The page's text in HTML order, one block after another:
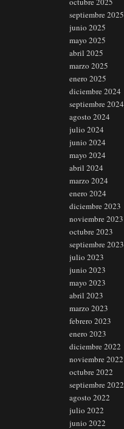
septiembre 2025
junio 2025
mayo 2025
abril 2025
marzo 2025
enero 2025
diciembre 2024
septiembre 2024
agosto 2024
julio 2024
junio 2024
mayo 2024
abril 2024
marzo 2024
enero 2024
diciembre 2023
noviembre 2023
octubre 2023
septiembre 2023
julio 2023
junio 2023
mayo 2023
abril 2023
marzo 2023
febrero 2023
enero 2023
diciembre 2022
noviembre 2022
octubre 2022
septiembre 2022
agosto 2022
julio 2022
junio 2022